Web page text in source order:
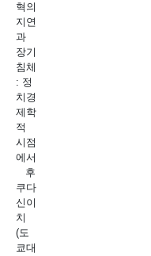
혁의
지연
과
장기
침체
: 정
치경
제학
적
시점
에서
후
쿠다
신이
치
(도
쿄대